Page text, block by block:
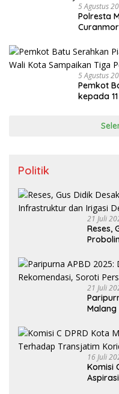
5 Agustus
Polresta
5 Agustus
Pemkot
kepada
Politik
21 Juli
Reses,
21 Juli
Malang
16 Juli
Komisi